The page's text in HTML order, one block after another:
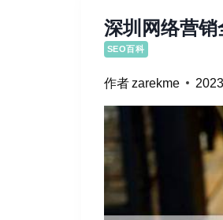
深圳网络营销
SEO百科
作者zarekme